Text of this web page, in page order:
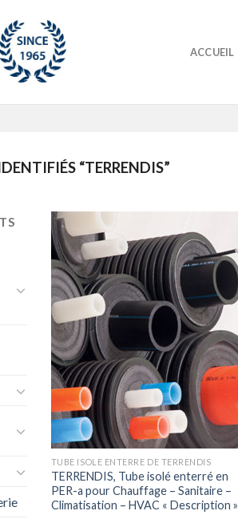
ACCUEIL
“TERRENDIS”
TUBE ISOLE ENTERRE DE TERRENDIS
TERRENDIS, Tube isolé enterré en
PER-a pour Chauffage – Sanitaire –
Climatisation – HVAC « Description »